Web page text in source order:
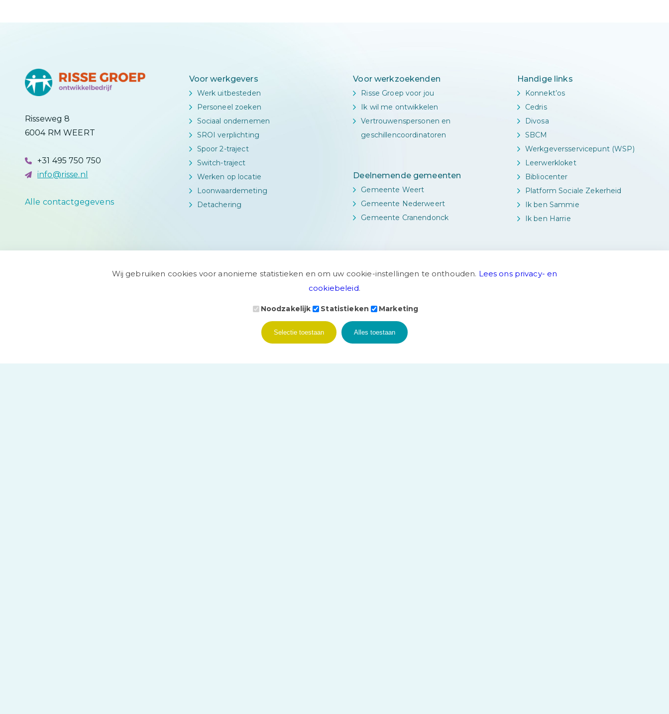
Risseweg 8
6004 RM WEERT
+31 495 750 750
info@risse.nl
Alle contactgegevens
Voor werkgevers
Werk uitbesteden
Personeel zoeken
Sociaal ondernemen
SROI verplichting
Spoor 2-traject
Switch-traject
Werken op locatie
Loonwaardemeting
Detachering
Voor werkzoekenden
Risse Groep voor jou
Ik wil me ontwikkelen
Vertrouwenspersonen en
geschillencoordinatoren
Deelnemende gemeenten
Gemeente Weert
Gemeente Nederweert
Gemeente Cranendonck
Handige links
Konnekt’os
Cedris
Divosa
SBCM
Werkgeversservicepunt (WSP)
Leerwerkloket
Bibliocenter
Platform Sociale Zekerheid
Ik ben Sammie
Ik ben Harrie
Bonsai media
Wij gebruiken cookies voor anonieme statistieken en om uw cookie-instellingen te onthouden. Lees ons privacy- en
cookiebeleid.
Noodzakelijk Statistieken Marketing
Selectie toestaan Alles toestaan